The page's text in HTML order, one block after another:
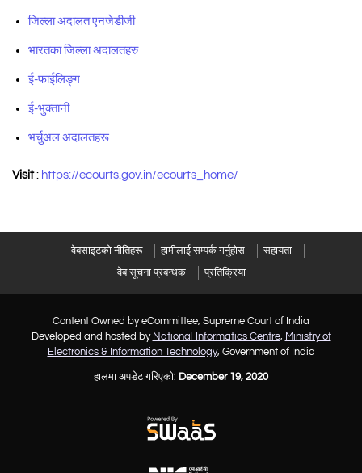
जिल्ला अदालत एनजेडीजी
भारतका जिल्ला अदालतहरु
ई-फाईलिङ्ग
ई-भुक्तानी
भर्चुअल अदालतहरू
Visit: https://ecourts.gov.in/ecourts_home/
वेबसाइटको नीतिहरू हामीलाई सम्पर्क गर्नुहोस
सहायता
वेब सूचना प्रबन्धक
प्रतिक्रिया
Content Owned by eCommittee, Supreme Court of India
Developed and hosted by National Informatics Centre, Ministry of
Electronics & Information Technology, Government of India
हालमा अपडेट गरिएको: December 19, 2020